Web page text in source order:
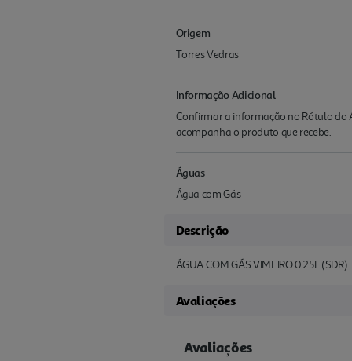
Origem
Torres Vedras
Informação Adicional
Confirmar a informação no Rótulo do
acompanha o produto que recebe.
Águas
Água com Gás
Descrição
ÁGUA COM GÁS VIMEIRO 0.25L (SDR)
Avaliações